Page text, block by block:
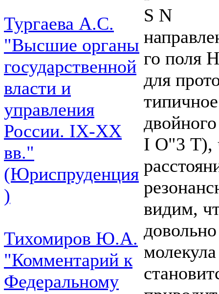
Тургаева А.С.
"Высшие органы
государственной
власти и
управления
России. IХ-ХХ
вв."
(Юриспруденция
)
Тихомиров Ю.А.
"Комментарий к
Федеральному
S N
го поля
для
I О"3 Т),
видим,